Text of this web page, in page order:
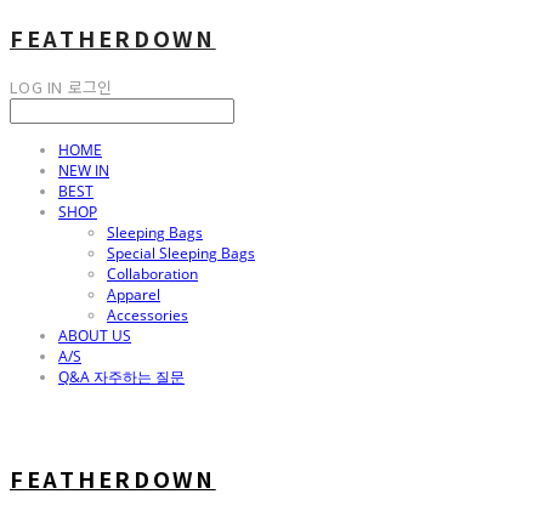
FEATHERDOWN
LOG IN 로그인
HOME
NEW IN
BEST
SHOP
Sleeping Bags
Special Sleeping Bags
Collaboration
Apparel
Accessories
ABOUT US
A/S
Q&A 자주하는 질문
FEATHERDOWN